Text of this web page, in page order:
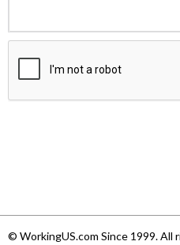
© WorkingUS.com Since 1999.